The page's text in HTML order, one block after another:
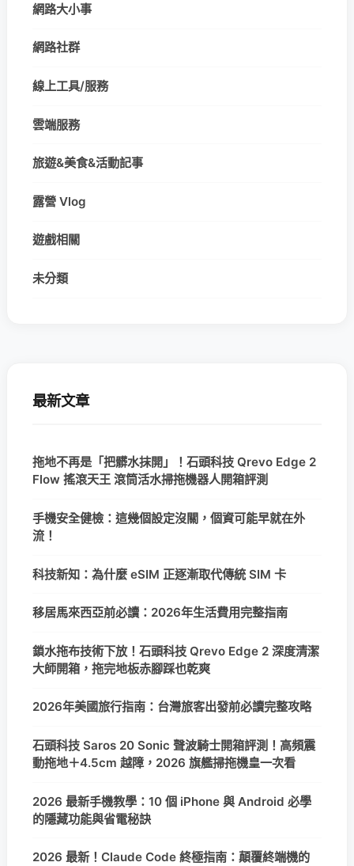
網路大小事
網路社群
線上工具/服務
雲端服務
旅遊&美食&活動記事
露營 Vlog
遊戲相關
未分類
最新文章
拖地不再是「把髒水抹開」！石頭科技 Qrevo Edge 2
Flow 搖滾天王 滾筒活水掃拖機器人開箱評測
手機安全健檢：這幾個設定沒關，個資可能早就在外
流！
科技新知：為什麼 eSIM 正逐漸取代傳統 SIM 卡
移居馬來西亞前必讀：2026年生活費用完整指南
鎖水拖布技術下放！石頭科技 Qrevo Edge 2 深度清潔
大師開箱，拖完地板赤腳踩也乾爽
2026年美國旅行指南：台灣旅客出發前必讀完整攻略
石頭科技 Saros 20 Sonic 聲波騎士開箱評測！高頻震
動拖地＋4.5cm 越障，2026 旗艦掃拖機皇一次看
2026 最新手機教學：10 個 iPhone 與 Android 必學
的隱藏功能與省電秘訣
2026 最新！Claude Code 終極指南：顛覆終端機的